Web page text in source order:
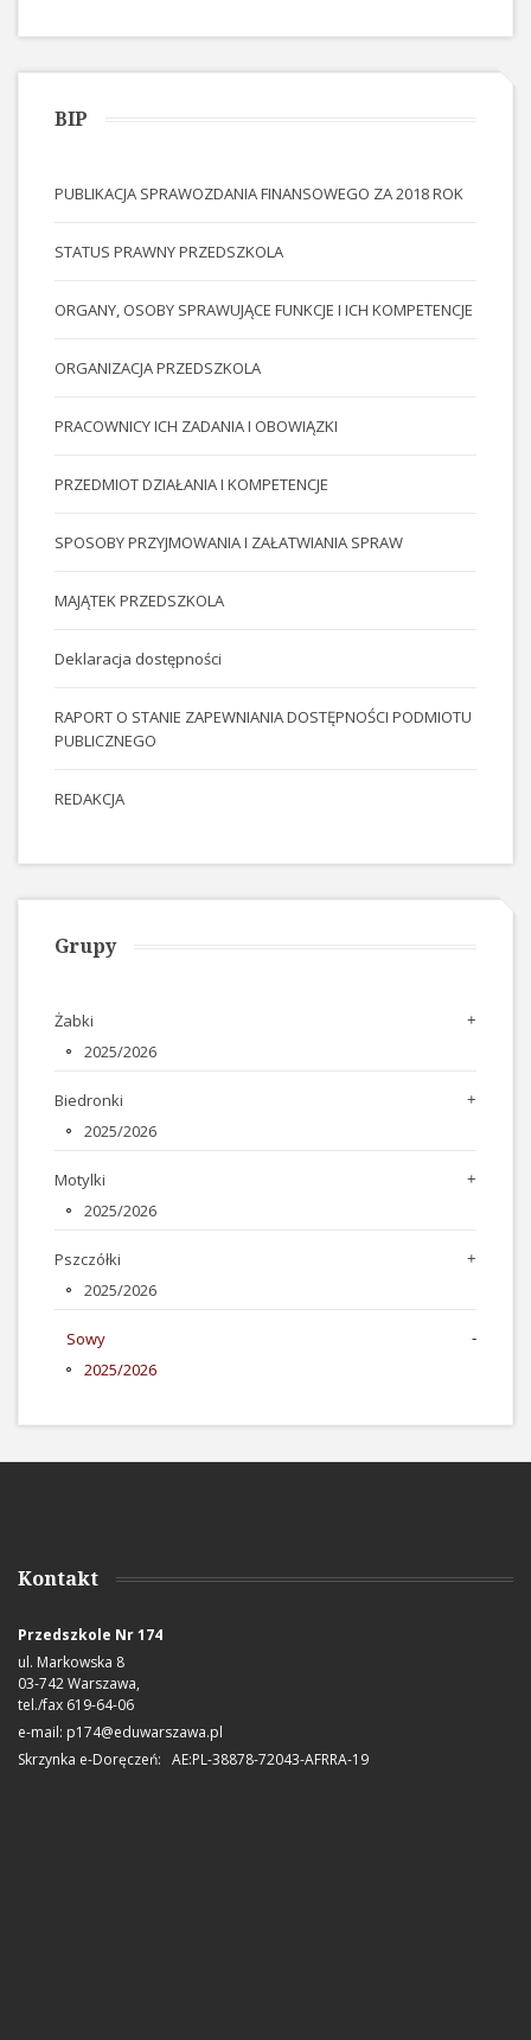
BIP
PUBLIKACJA SPRAWOZDANIA FINANSOWEGO ZA 2018 ROK
STATUS PRAWNY PRZEDSZKOLA
ORGANY, OSOBY SPRAWUJĄCE FUNKCJE I ICH KOMPETENCJE
ORGANIZACJA PRZEDSZKOLA
PRACOWNICY ICH ZADANIA I OBOWIĄZKI
PRZEDMIOT DZIAŁANIA I KOMPETENCJE
SPOSOBY PRZYJMOWANIA I ZAŁATWIANIA SPRAW
MAJĄTEK PRZEDSZKOLA
Deklaracja dostępności
RAPORT O STANIE ZAPEWNIANIA DOSTĘPNOŚCI PODMIOTU
PUBLICZNEGO
REDAKCJA
Grupy
Żabki
2025/2026
Biedronki
2025/2026
Motylki
2025/2026
Pszczółki
2025/2026
Sowy
2025/2026
Kontakt
Przedszkole Nr 174
ul. Markowska 8
03-742 Warszawa,
tel./fax 619-64-06
e-mail: p174@eduwarszawa.pl
Skrzynka e-Doręczeń: AE:PL-38878-72043-AFRRA-19